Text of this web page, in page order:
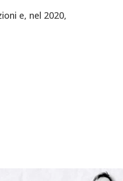
e, nel 2020,